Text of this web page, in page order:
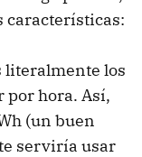
características:
literalmente los
por hora. Así,
(un buen
serviría usar